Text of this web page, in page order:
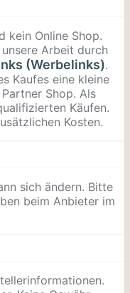
kein Online Shop.
Arbeit durch
(Werbelinks).
Kaufes eine kleine
Shop. Als
Käufen.
Kosten.
sich ändern. Bitte
beim Anbieter im